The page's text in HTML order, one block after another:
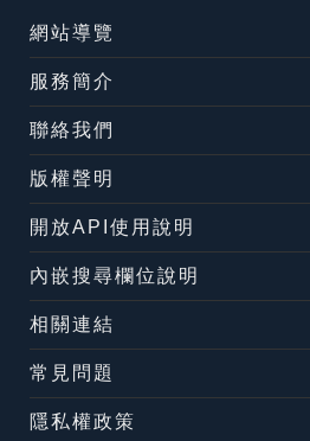
網站導覽
服務簡介
聯絡我們
版權聲明
開放API使用說明
內嵌搜尋欄位說明
相關連結
常見問題
隱私權政策